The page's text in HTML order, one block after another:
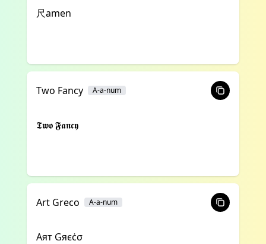
尺amen
Two Fancy A-a-num
𝕿𝖜𝖔 𝕱𝖆𝖓𝖈𝖞
Art Greco A-a-num
Αят Gяєċσ